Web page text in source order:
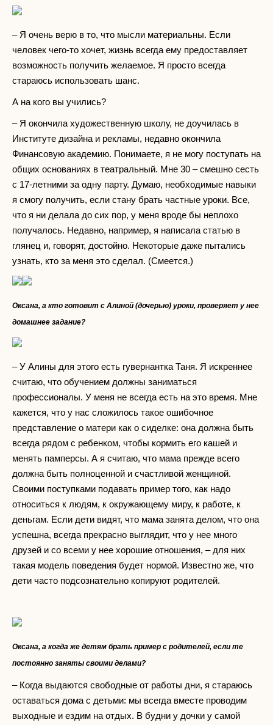
– Я очень верю в то, что мысли материальны. Если
человек чего-то хочет, жизнь всегда ему предоставляет
возможность получить желаемое. Я просто всегда
стараюсь использовать шанс.
А на кого вы учились?
– Я окончила художественную школу, не доучилась в
Институте дизайна и рекламы, недавно окончила
Финансовую академию. Понимаете, я не могу поступать на
общих основаниях в театральный. Мне 30 – смешно сесть
с 17-летними за одну парту. Думаю, необходимые навыки
я смогу получить, если стану брать частные уроки. Все,
что я ни делала до сих пор, у меня вроде бы неплохо
получалось. Недавно, например, я написала статью в
глянец и, говорят, достойно. Некоторые даже пытались
узнать, кто за меня это сделал. (Смеется.)
Оксана, а кто готовит с Алиной (дочерью) уроки, проверяет у нее
домашнее задание?
– У Алины для этого есть гувернантка Таня. Я искреннее
считаю, что обучением должны заниматься
профессионалы. У меня не всегда есть на это время. Мне
кажется, что у нас сложилось такое ошибочное
представление о матери как о сиделке: она должна быть
всегда рядом с ребенком, чтобы кормить его кашей и
менять памперсы. А я считаю, что мама прежде всего
должна быть полноценной и счастливой женщиной.
Своими поступками подавать пример того, как надо
относиться к людям, к окружающему миру, к работе, к
деньгам. Если дети видят, что мама занята делом, что она
успешна, всегда прекрасно выглядит, что у нее много
друзей и со всеми у нее хорошие отношения, – для них
такая модель поведения будет нормой. Известно же, что
дети часто подсознательно копируют родителей.
Оксана, а когда же детям брать пример с родителей, если те
постоянно заняты своими делами?
– Когда выдаются свободные от работы дни, я стараюсь
оставаться дома с детьми: мы всегда вместе проводим
выходные и ездим на отдых. В будни у дочки у самой